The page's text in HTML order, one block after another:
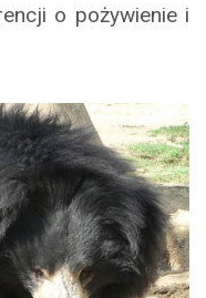
o pożywienie i